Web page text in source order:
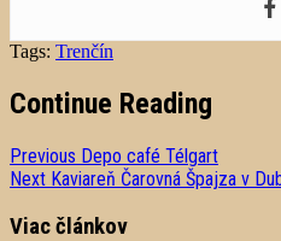
Tags: Trenčín
Continue Reading
Previous Depo café Télgart
Next Kaviareň Čarovná Špajza v
Viac článkov